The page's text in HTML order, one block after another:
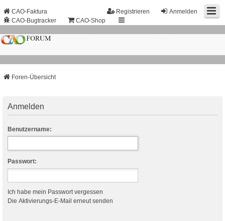
Anmelden
Registrieren
CAO-Faktura
CAO-Bugtracker
CAO-Shop
Foren-Übersicht
Anmelden
Benutzername:
Passwort:
Ich habe mein Passwort vergessen
Die Aktivierungs-E-Mail erneut senden